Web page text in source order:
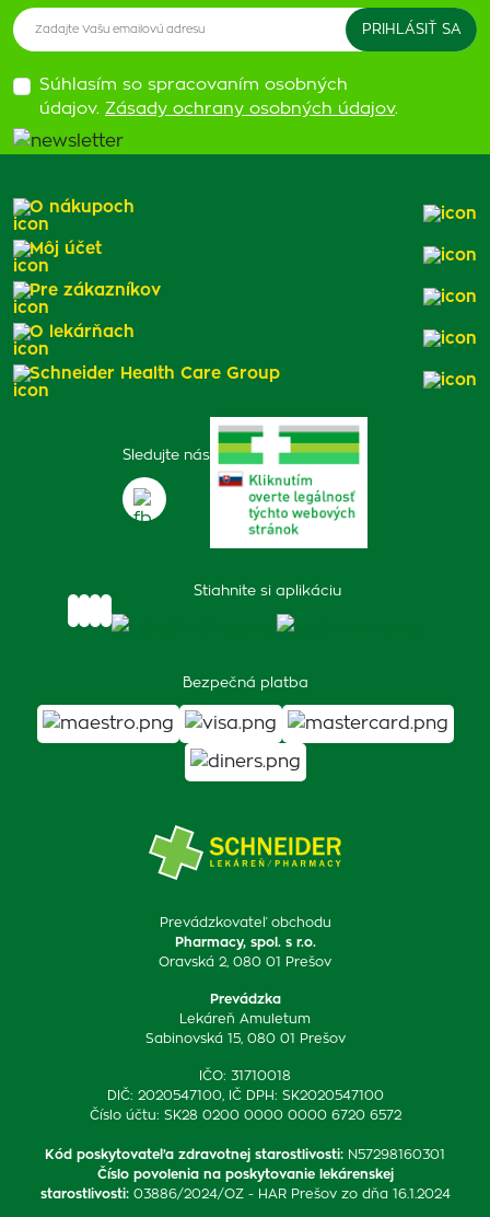
Súhlasím so spracovaním osobných
údajov. Zásady ochrany osobných údajov.
Prevádzkovateľ obchodu
Pharmacy, spol. s r.o.
Oravská 2, 080 01 Prešov
Prevádzka
Lekáreň Amuletum
Sabinovská 15, 080 01 Prešov
IČO: 31710018
DIČ: 2020547100, IČ DPH: SK2020547100
Číslo účtu: SK28 0200 0000 0000 6720 6572
Kód poskytovateľa zdravotnej starostlivosti: N57298160301
Číslo povolenia na poskytovanie lekárenskej
starostlivosti: 03886/2024/OZ - HAR Prešov zo dňa 16.1.2024
Sledujte nás
Stiahnite si aplikáciu
Bezpečná platba
O nákupoch
Môj účet
Pre zákazníkov
O lekárňach
Schneider Health Care Group